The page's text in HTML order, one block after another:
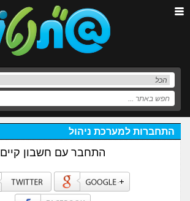
התחברות למערכת ניהול
התחבר עם חשבון קיים